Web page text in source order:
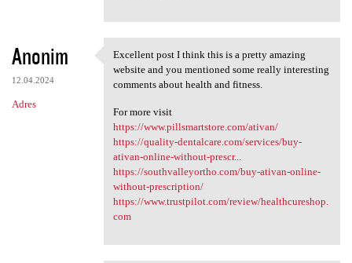
Anonim
12.04.2024
Adres
Excellent post I think this
Excellent post I think this is a pretty amazing
website and you mentioned some really interesting
comments about health and fitness.
For more visit
https://www.pillsmartstore.com/ativan/
https://quality-dentalcare.com/services/buy-
ativan-online-without-prescr...
https://southvalleyortho.com/buy-ativan-online-
without-prescription/
https://www.trustpilot.com/review/healthcureshop.
com